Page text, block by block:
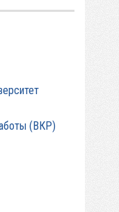
(ВКР)